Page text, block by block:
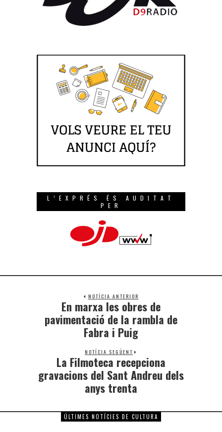
L’EXPRÉS ÉS AUDITAT
PER
NOTÍCIA ANTERIOR
En marxa les obres de
pavimentació de la rambla de
Fabra i Puig
NOTÍCIA SEGÜENT
La Filmoteca recepciona
gravacions del Sant Andreu dels
anys trenta
ÚLTIMES NOTÍCIES DE CULTURA